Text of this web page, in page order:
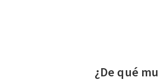
¿De qué